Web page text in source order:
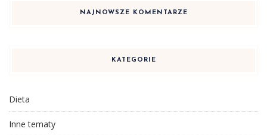
NAJNOWSZE KOMENTARZE
KATEGORIE
Dieta
Inne tematy